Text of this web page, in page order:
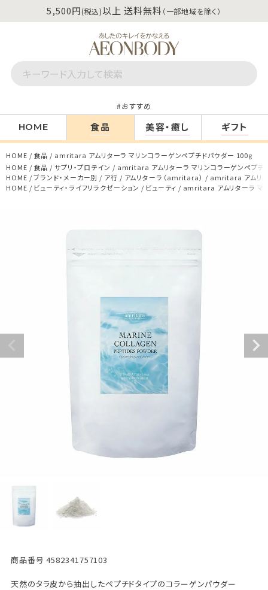
5,500円(税込)以上 送料無料 （一部地域を除く）
おすすめ
HOME 食品 美容・癒し ギフト
HOME 食品
amritara アムリターラ マリンコラーゲンペプチドパウダー 100g
HOME
食品 サプリ・プロテイン
amritara アムリターラ マリンコラーゲンペプチ
HOME
ブランド・メーカー別 ア行 アムリターラ（amritara）
amritara アムリタ
HOME
ビューティ・ライフリラクゼーション ビューティ amritara アムリターラ マ
商品番号 4582341757103
天然のタラ皮から抽出したペプチドタイプのコラーゲンパウダー